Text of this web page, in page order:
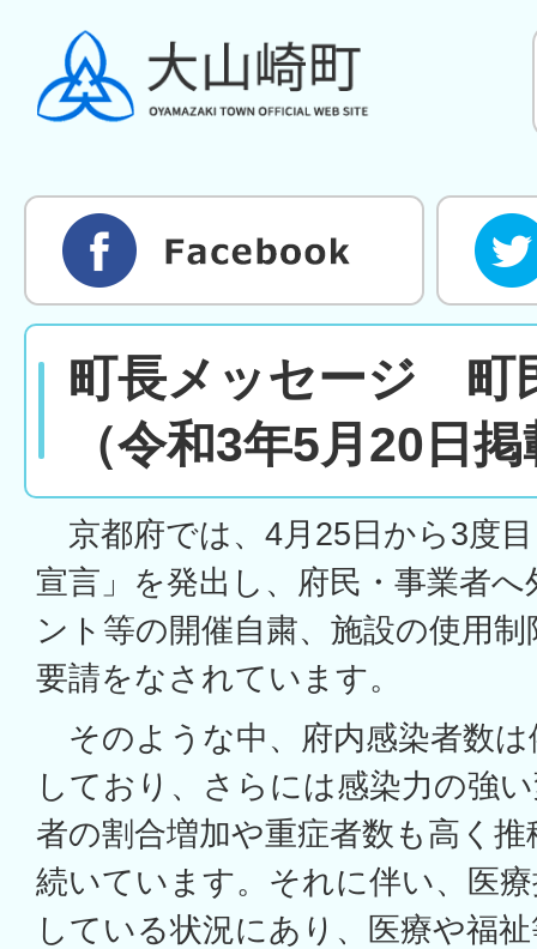
町長メッセージ 町
（令和3年5月20日
京都府では、4月25日から3度
宣言」を発出し、府民・事業者
ント等の開催自粛、施設の使用
要請をなされています。
そのような中、府内感染者数
しており、さらには感染力の強
者の割合増加や重症者数も高く
続いています。それに伴い、医
している状況にあり、医療や福